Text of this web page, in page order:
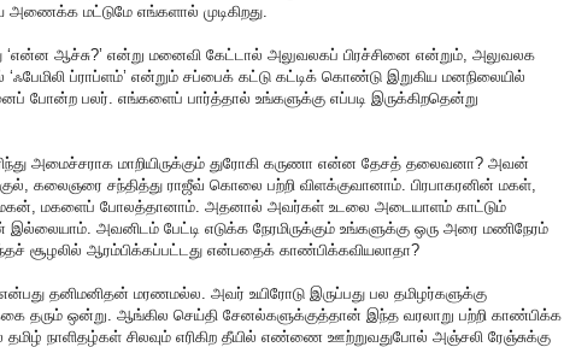
மட்டுமே எங்களால் முடிகிறது.
‘என்ன ஆச்சு?’ என்று மனைவி கேட்டால் அலுவலகப் பிரச்சினை என்றும், அலுவலக
ப்ராப்ளம்’ என்றும் சப்பைக் கட்டு கட்டிக் கொண்டு இறுகிய மனநிலையில்
போன்ற பலர். எங்களைப் பார்த்தால் உங்களுக்கு எப்படி இருக்கிறதென்று
பிரிந்து அமைச்சராக மாறியிருக்கும் துரோகி கருணா என்ன தேசத் தலைவனா? அவன்
கலைஞரை சந்தித்து ராஜீவ் கொலை பற்றி விளக்குவானாம். பிரபாகரனின் மகள்,
மகளைப் போலத்தானாம். அதனால் அவர்கள் உடலை அடையாளம் காட்டும்
அவனிடம் பேட்டி எடுக்க நேரமிருக்கும் உங்களுக்கு ஒரு அரை மணிநேரம்
சூழலில் ஆரம்பிக்கப்பட்டது என்பதைக் காண்பிக்கவியலாதா?
தனிமனிதன் மரணமல்ல. அவர் உயிரோடு இருப்பது பல தமிழர்களுக்கு
தரும் ஒன்று. ஆங்கில செய்தி சேனல்களுக்குத்தான் இந்த வரலாறு பற்றி காண்பிக்க
நாளிதழ்கள் சிலவும் எரிகிற தீயில் எண்ணை ஊற்றுவதுபோல் அஞ்சலி ரேஞ்சுக்கு